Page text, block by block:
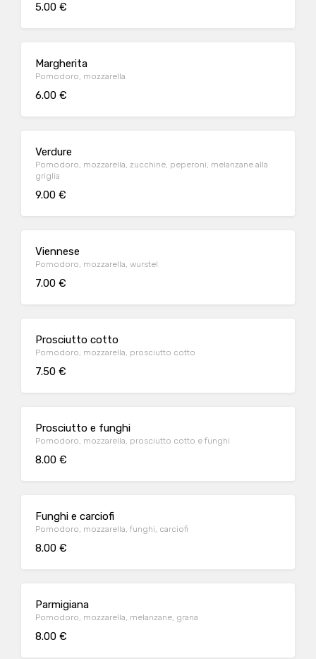
5.00 €
Margherita
Pomodoro, mozzarella
6.00 €
Verdure
Pomodoro, mozzarella, zucchine, peperoni, melanzane alla
griglia
9.00 €
Viennese
Pomodoro, mozzarella, wurstel
7.00 €
Prosciutto cotto
Pomodoro, mozzarella, prosciutto cotto
7.50 €
Prosciutto e funghi
Pomodoro, mozzarella, prosciutto cotto e funghi
8.00 €
Funghi e carciofi
Pomodoro, mozzarella, funghi, carciofi
8.00 €
Parmigiana
Pomodoro, mozzarella, melanzane, grana
8.00 €